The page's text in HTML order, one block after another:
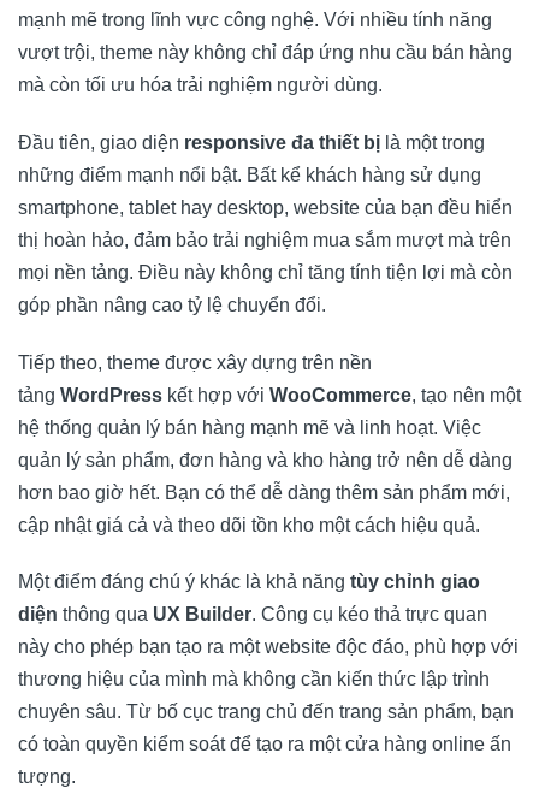
mạnh mẽ trong lĩnh vực công nghệ. Với nhiều tính năng
vượt trội, theme này không chỉ đáp ứng nhu cầu bán hàng
mà còn tối ưu hóa trải nghiệm người dùng.
Đầu tiên, giao diện responsive đa thiết bị là một trong
những điểm mạnh nổi bật. Bất kể khách hàng sử dụng
smartphone, tablet hay desktop, website của bạn đều hiển
thị hoàn hảo, đảm bảo trải nghiệm mua sắm mượt mà trên
mọi nền tảng. Điều này không chỉ tăng tính tiện lợi mà còn
góp phần nâng cao tỷ lệ chuyển đổi.
Tiếp theo, theme được xây dựng trên nền
tảng WordPress kết hợp với WooCommerce, tạo nên một
hệ thống quản lý bán hàng mạnh mẽ và linh hoạt. Việc
quản lý sản phẩm, đơn hàng và kho hàng trở nên dễ dàng
hơn bao giờ hết. Bạn có thể dễ dàng thêm sản phẩm mới,
cập nhật giá cả và theo dõi tồn kho một cách hiệu quả.
Một điểm đáng chú ý khác là khả năng tùy chỉnh giao
diện thông qua UX Builder. Công cụ kéo thả trực quan
này cho phép bạn tạo ra một website độc đáo, phù hợp với
thương hiệu của mình mà không cần kiến thức lập trình
chuyên sâu. Từ bố cục trang chủ đến trang sản phẩm, bạn
có toàn quyền kiểm soát để tạo ra một cửa hàng online ấn
tượng.